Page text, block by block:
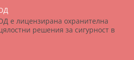
е лицензирана охранителна
решения за сигурност в